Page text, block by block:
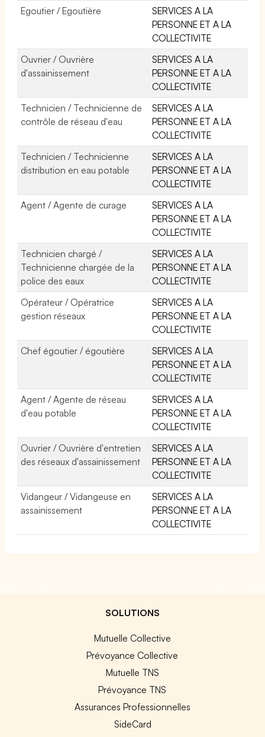
Egoutier / Egoutière
SERVICES A LA
PERSONNE ET A LA
COLLECTIVITE
Ouvrier / Ouvrière
d'assainissement
SERVICES A LA
PERSONNE ET A LA
COLLECTIVITE
Technicien / Technicienne de
contrôle de réseau d'eau
SERVICES A LA
PERSONNE ET A LA
COLLECTIVITE
Technicien / Technicienne
distribution en eau potable
SERVICES A LA
PERSONNE ET A LA
COLLECTIVITE
Agent / Agente de curage
SERVICES A LA
PERSONNE ET A LA
COLLECTIVITE
Technicien chargé /
Technicienne chargée de la
police des eaux
SERVICES A LA
PERSONNE ET A LA
COLLECTIVITE
Opérateur / Opératrice
gestion réseaux
SERVICES A LA
PERSONNE ET A LA
COLLECTIVITE
Chef égoutier / égoutière
SERVICES A LA
PERSONNE ET A LA
COLLECTIVITE
Agent / Agente de réseau
d'eau potable
SERVICES A LA
PERSONNE ET A LA
COLLECTIVITE
Ouvrier / Ouvrière d'entretien
des réseaux d'assainissement
SERVICES A LA
PERSONNE ET A LA
COLLECTIVITE
Vidangeur / Vidangeuse en
assainissement
SERVICES A LA
PERSONNE ET A LA
COLLECTIVITE
SOLUTIONS
Mutuelle Collective
Prévoyance Collective
Mutuelle TNS
Prévoyance TNS
Assurances Professionnelles
SideCard